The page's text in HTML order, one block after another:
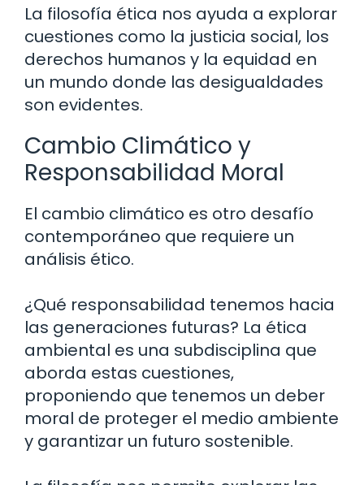
La filosofía ética nos ayuda a explorar
cuestiones como la justicia social, los
derechos humanos y la equidad en
un mundo donde las desigualdades
son evidentes.
Cambio Climático y
Responsabilidad Moral
El cambio climático es otro desafío
contemporáneo que requiere un
análisis ético.
¿Qué responsabilidad tenemos hacia
las generaciones futuras? La ética
ambiental es una subdisciplina que
aborda estas cuestiones,
proponiendo que tenemos un deber
moral de proteger el medio ambiente
y garantizar un futuro sostenible.